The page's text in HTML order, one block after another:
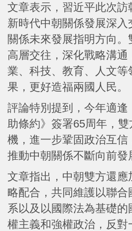
文章表示，習近平此次
新時代中朝關係發展深入
關係未來發展指明方向
高層交往，深化戰略溝通
業、科技、教育、人文等
果，更好造福兩國人民。
評論特別提到，今年適逢
助條約》簽署65周年，
機，進一步鞏固政治互信
推動中朝關係不斷向前發
文章指出，中朝雙方還
略配合，共同維護以聯
系以及以國際法為基礎
權主義和強權政治，反對